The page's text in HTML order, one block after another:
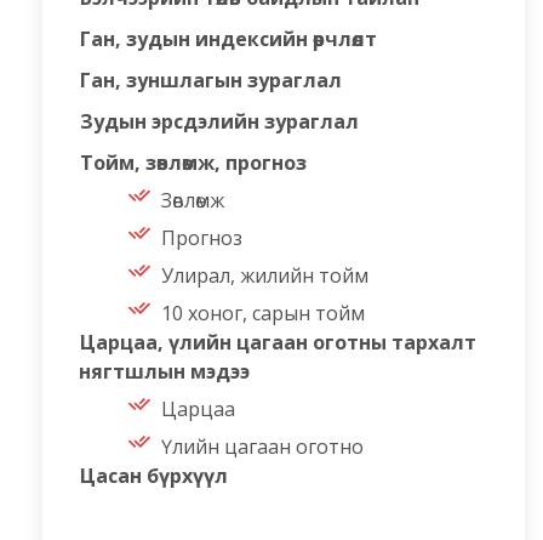
Ган, зудын индексийн өөрчлөлт
Ган, зуншлагын зураглал
Зудын эрсдэлийн зураглал
Тойм, зөвлөмж, прогноз
Зөвлөмж
Прогноз
Улирал, жилийн тойм
10 хоног, сарын тойм
Царцаа, үлийн цагаан оготны тархалт
нягтшлын мэдээ
Царцаа
Үлийн цагаан оготно
Цасан бүрхүүл